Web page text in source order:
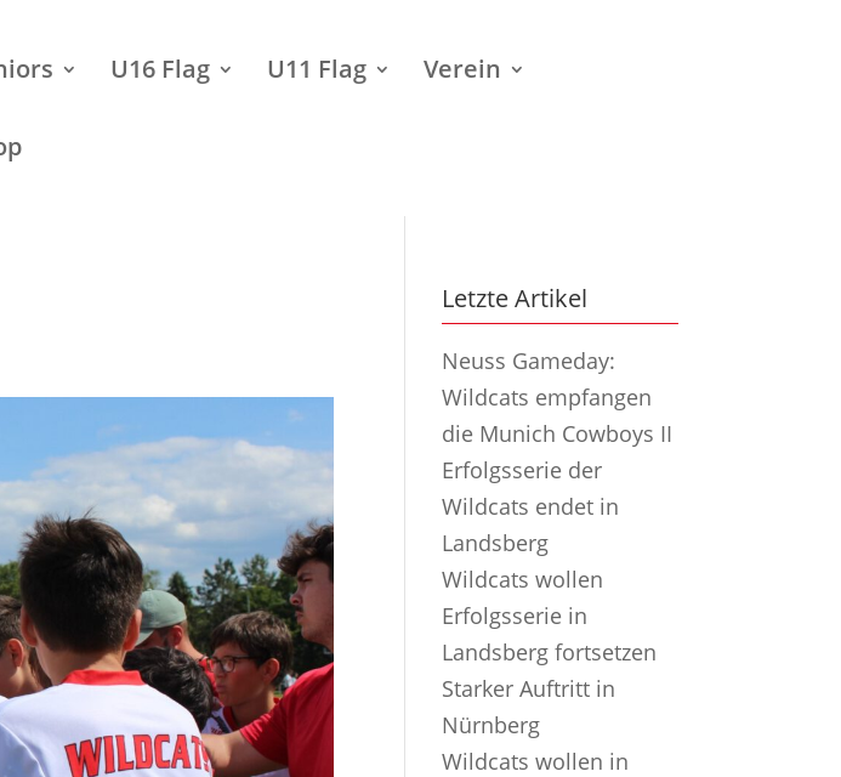
U16 Flag U11 Flag Verein
Letzte Artikel
Neuss Gameday:
Wildcats empfangen
die Munich Cowboys II
Erfolgsserie der
Wildcats endet in
Landsberg
Wildcats wollen
Erfolgsserie in
Landsberg fortsetzen
Starker Auftritt in
Nürnberg
Wildcats wollen in